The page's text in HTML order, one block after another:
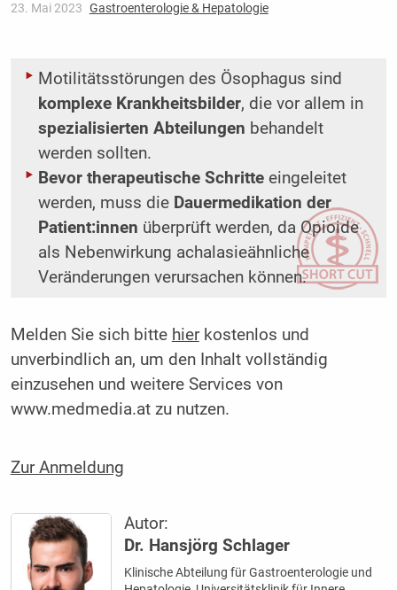
23. Mai 2023 Gastroenterologie & Hepatologie
Motilitätsstörungen des Ösophagus sind
komplexe Krankheitsbilder, die vor allem in
spezialisierten Abteilungen behandelt
werden sollten.
Bevor therapeutische Schritteeingeleitet
werden, muss die Dauermedikation der
Patient:innen überprüft werden, da Opioide
als Nebenwirkung achalasieähnliche
Veränderungen verursachen können.
Melden Sie sich bitte hierkostenlos und
unverbindlich an, um den Inhalt vollständig
einzusehen und weitere Services von
www.medmedia.at zu nutzen.
Zur Anmeldung
Autor:
Dr. Hansjörg Schlager
Klinische Abteilung für Gastroenterologie und